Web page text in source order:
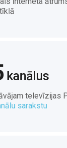
kanālus
televīzijas
sarakstu